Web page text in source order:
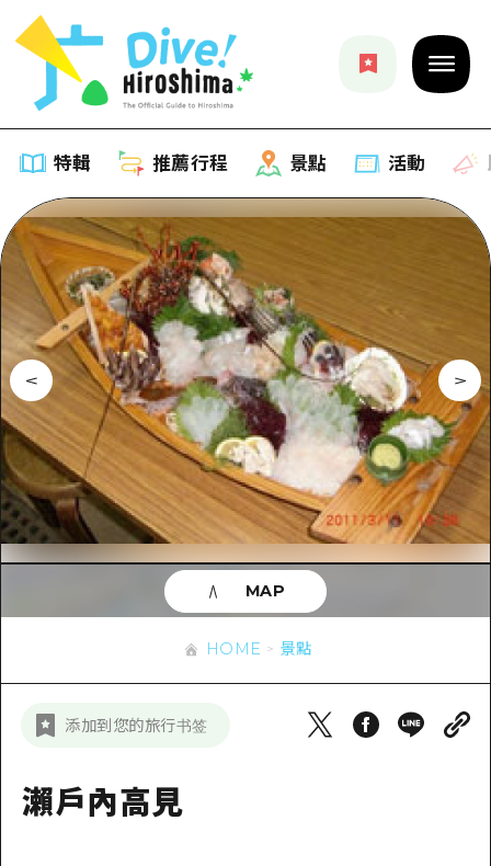
特輯 推薦行程 景點 活動
特輯
列表
推薦
藝術
活動·廟會
美食·酒水
騎自行車
購物
運動
夜晚生活
標準
推薦行程
列表
Dive! Hiroshima 官方向導
廣島隨意旅行
廣島市內
安芸
答對了
宮島周邊
短途旅行
景點
列表
廣島市內
安芸
答對了
美北
東山口
島根
活動
即時訊息
有用的信息
列表
超值遊覽門票
新聞
HOME 景點
添加到您的旅行书签
瀨戶內高見
MAP